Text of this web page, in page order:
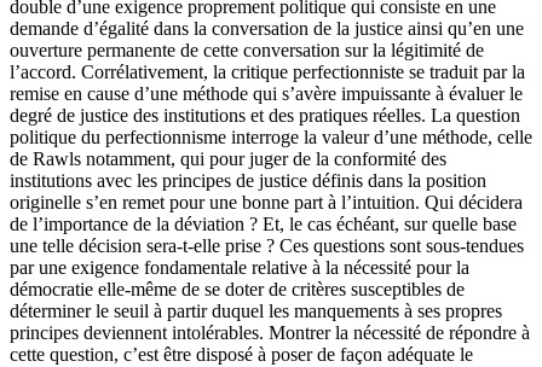
double d’une exigence proprement politique qui consiste en une
demande d’égalité dans la conversation de la justice ainsi qu’en une
ouverture permanente de cette conversation sur la légitimité de
l’accord. Corrélativement, la critique perfectionniste se traduit par la
remise en cause d’une méthode qui s’avère impuissante à évaluer le
degré de justice des institutions et des pratiques réelles. La question
politique du perfectionnisme interroge la valeur d’une méthode, celle
de Rawls notamment, qui pour juger de la conformité des
institutions avec les principes de justice définis dans la position
originelle s’en remet pour une bonne part à l’intuition. Qui décidera
de l’importance de la déviation ? Et, le cas échéant, sur quelle base
une telle décision sera-t-elle prise ? Ces questions sont sous-tendues
par une exigence fondamentale relative à la nécessité pour la
démocratie elle-même de se doter de critères susceptibles de
déterminer le seuil à partir duquel les manquements à ses propres
principes deviennent intolérables. Montrer la nécessité de répondre à
cette question, c’est être disposé à poser de façon adéquate le